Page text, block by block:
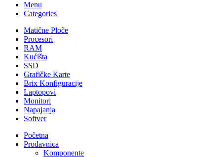
Menu
Categories
Matične Ploče
Procesori
RAM
Kućišta
SSD
Grafičke Karte
Brix Konfiguracije
Laptopovi
Monitori
Napajanja
Softver
Početna
Prodavnica
Komponente